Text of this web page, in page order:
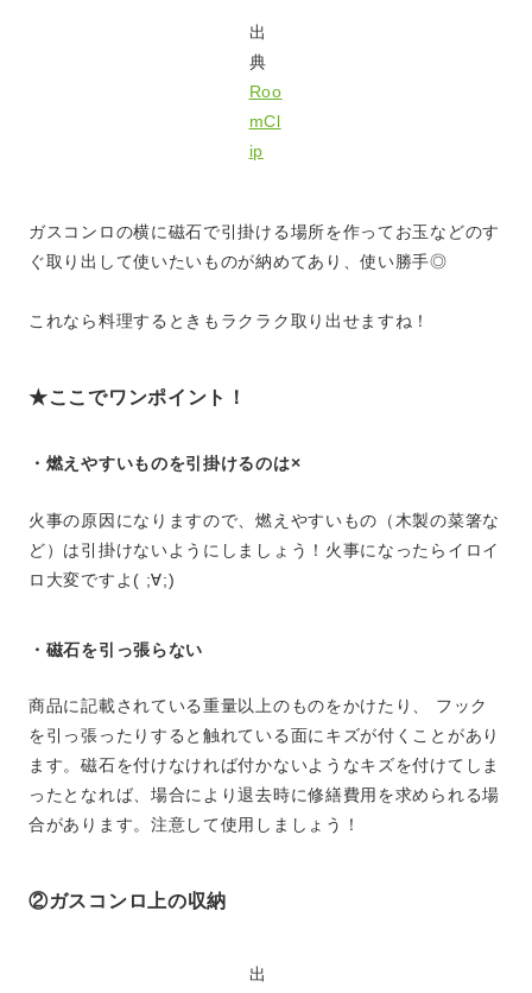
出
典
Roo
mCl
ip
ガスコンロの横に磁石で引掛ける場所を作ってお玉などのす
ぐ取り出して使いたいものが納めてあり、使い勝手◎
これなら料理するときもラクラク取り出せますね！
★ここでワンポイント！
・燃えやすいものを引掛けるのは×
火事の原因になりますので、燃えやすいもの（木製の菜箸な
ど）は引掛けないようにしましょう！火事になったらイロイ
ロ大変ですよ( ;∀;)
・磁石を引っ張らない
商品に記載されている重量以上のものをかけたり、 フック
を引っ張ったりすると触れている面にキズが付くことがあり
ます。磁石を付けなければ付かないようなキズを付けてしま
ったとなれば、場合により退去時に修繕費用を求められる場
合があります。注意して使用しましょう！
②ガスコンロ上の収納
出